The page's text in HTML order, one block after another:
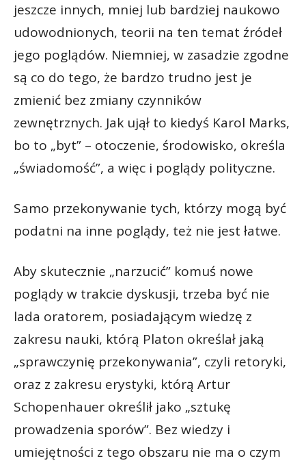
jeszcze innych, mniej lub bardziej naukowo
udowodnionych, teorii na ten temat źródeł
jego poglądów. Niemniej, w zasadzie zgodne
są co do tego, że bardzo trudno jest je
zmienić bez zmiany czynników
zewnętrznych. Jak ujął to kiedyś Karol Marks,
bo to „byt” – otoczenie, środowisko, określa
„świadomość”, a więc i poglądy polityczne.
Samo przekonywanie tych, którzy mogą być
podatni na inne poglądy, też nie jest łatwe.
Aby skutecznie „narzucić” komuś nowe
poglądy w trakcie dyskusji, trzeba być nie
lada oratorem, posiadającym wiedzę z
zakresu nauki, którą Platon określał jaką
„sprawczynię przekonywania”, czyli retoryki,
oraz z zakresu erystyki, którą Artur
Schopenhauer określił jako „sztukę
prowadzenia sporów”. Bez wiedzy i
umiejętności z tego obszaru nie ma o czym